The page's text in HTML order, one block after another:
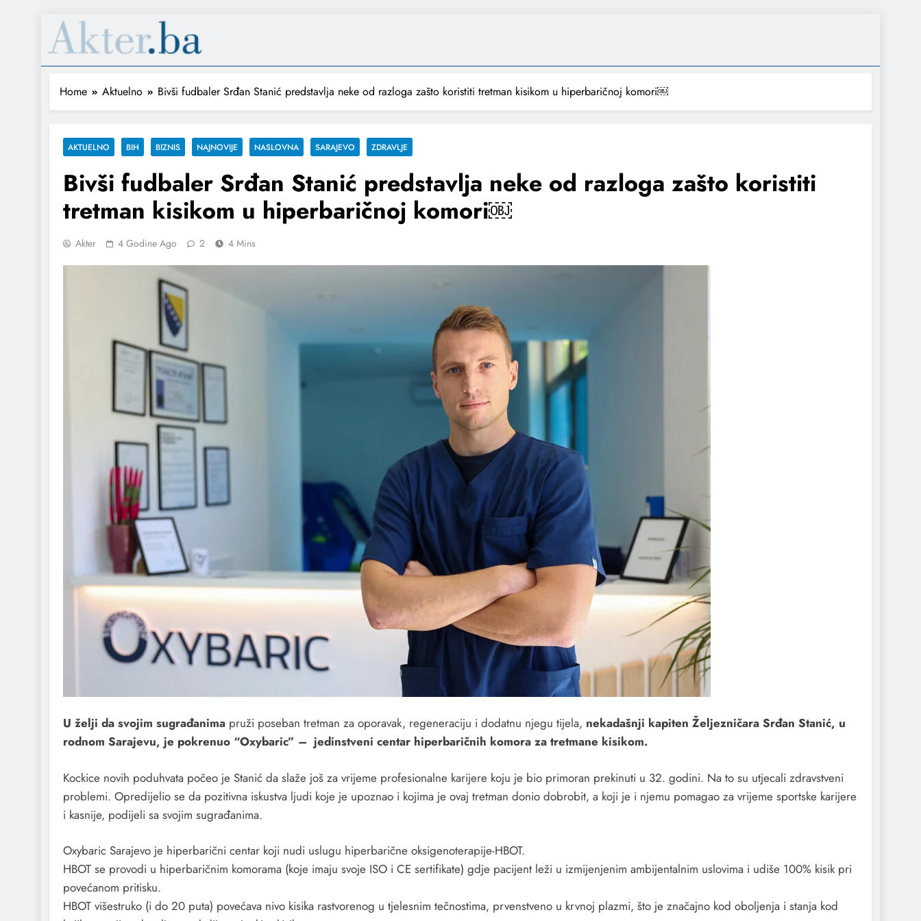
Home Aktuelno Bivši fudbaler Srđan Stanić predstavlja neke od razloga zašto koristiti tretman kisikom u hiperbaričnoj komori￼
AKTUELNO BIH BIZNIS NAJNOVIJE NASLOVNA SARAJEVO ZDRAVLJE
Bivši fudbaler Srđan Stanić predstavlja neke od razloga zašto koristiti
tretman kisikom u hiperbaričnoj komori￼
Akter 4 Godine Ago 2 4 Mins
U želji da svojim sugrađanima pruži poseban tretman za oporavak, regeneraciju i dodatnu njegu tijela, nekadašnji kapiten Željezničara Srđan Stanić, u
rodnom Sarajevu, je pokrenuo “Oxybaric” – jedinstveni centar hiperbaričnih komora za tretmane kisikom.
Kockice novih poduhvata počeo je Stanić da slaže još za vrijeme profesionalne karijere koju je bio primoran prekinuti u 32. godini. Na to su utjecali zdravstveni
problemi. Opredijelio se da pozitivna iskustva ljudi koje je upoznao i kojima je ovaj tretman donio dobrobit, a koji je i njemu pomagao za vrijeme sportske karijere
i kasnije, podijeli sa svojim sugrađanima.
Oxybaric Sarajevo je hiperbarični centar koji nudi uslugu hiperbarične oksigenoterapije-HBOT.
HBOT se provodi u hiperbaričnim komorama (koje imaju svoje ISO i CE sertifikate) gdje pacijent leži u izmijenjenim ambijentalnim uslovima i udiše 100% kisik pri
povećanom pritisku.
HBOT višestruko (i do 20 puta) povećava nivo kisika rastvorenog u tjelesnim tečnostima, prvenstveno u krvnoj plazmi, što je značajno kod oboljenja i stanja kod